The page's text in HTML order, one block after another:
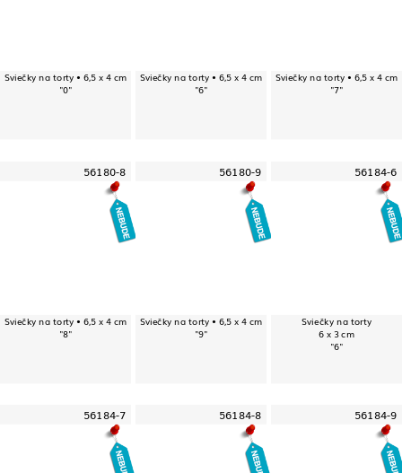
Sviečky na torty • 6,5 x 4 cm
"0"
Sviečky na torty • 6,5 x 4 cm
"6"
Sviečky na torty • 6,5 x 4 cm
"7"
56180-8
Sviečky na torty • 6,5 x 4 cm
"8"
56180-9
Sviečky na torty • 6,5 x 4 cm
"9"
56184-6
Sviečky na torty
6 x 3 cm
"6"
56184-7 56184-8 56184-9